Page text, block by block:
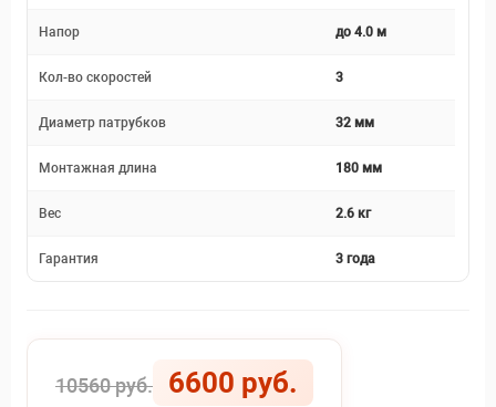
Напор до 4.0 м
Кол-во скоростей 3
Диаметр патрубков 32 мм
Монтажная длина 180 мм
Вес 2.6 кг
Гарантия 3 года
10560 руб. 6600 руб.